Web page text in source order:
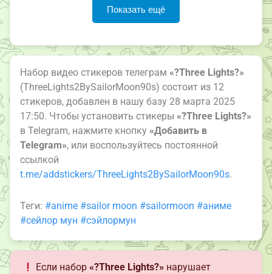
Показать ещё
Набор видео стикеров телеграм «?Three Lights?»
(ThreeLights2BySailorMoon90s) состоит из 12
стикеров, добавлен в нашу базу 28 марта 2025
17:50. Чтобы установить стикеры «?Three Lights?»
в Telegram, нажмите кнопку «Добавить в
Telegram», или воспользуйтесь постоянной
ссылкой
t.me/addstickers/ThreeLights2BySailorMoon90s.
Теги: #anime #sailor moon #sailormoon #аниме
#сейлор мун #сэйлормун
Если набор«?Three Lights?» нарушает